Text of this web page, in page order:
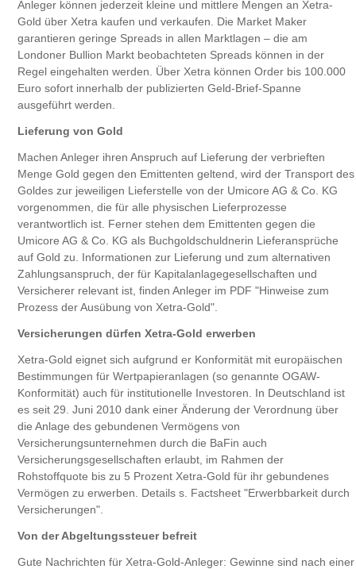
Anleger können jederzeit kleine und mittlere Mengen an Xetra-
Gold über Xetra kaufen und verkaufen. Die Market Maker
garantieren geringe Spreads in allen Marktlagen – die am
Londoner Bullion Markt beobachteten Spreads können in der
Regel eingehalten werden. Über Xetra können Order bis 100.000
Euro sofort innerhalb der publizierten Geld-Brief-Spanne
ausgeführt werden.
Lieferung von Gold
Machen Anleger ihren Anspruch auf Lieferung der verbrieften
Menge Gold gegen den Emittenten geltend, wird der Transport des
Goldes zur jeweiligen Lieferstelle von der Umicore AG & Co. KG
vorgenommen, die für alle physischen Lieferprozesse
verantwortlich ist. Ferner stehen dem Emittenten gegen die
Umicore AG & Co. KG als Buchgoldschuldnerin Lieferansprüche
auf Gold zu. Informationen zur Lieferung und zum alternativen
Zahlungsanspruch, der für Kapitalanlagegesellschaften und
Versicherer relevant ist, finden Anleger im PDF "Hinweise zum
Prozess der Ausübung von Xetra-Gold".
Versicherungen dürfen Xetra-Gold erwerben
Xetra-Gold eignet sich aufgrund er Konformität mit europäischen
Bestimmungen für Wertpapieranlagen (so genannte OGAW-
Konformität) auch für institutionelle Investoren. In Deutschland ist
es seit 29. Juni 2010 dank einer Änderung der Verordnung über
die Anlage des gebundenen Vermögens von
Versicherungsunternehmen durch die BaFin auch
Versicherungsgesellschaften erlaubt, im Rahmen der
Rohstoffquote bis zu 5 Prozent Xetra-Gold für ihr gebundenes
Vermögen zu erwerben. Details s. Factsheet "Erwerbbarkeit durch
Versicherungen".
Von der Abgeltungssteuer befreit
Gute Nachrichten für Xetra-Gold-Anleger: Gewinne sind nach einer